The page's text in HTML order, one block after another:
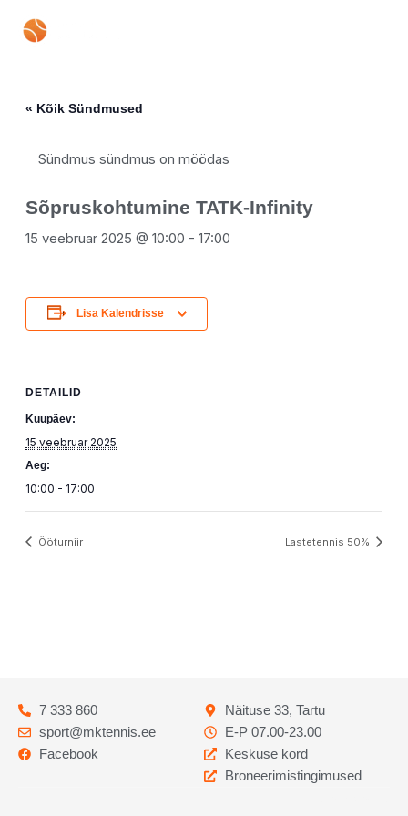
« Kõik Sündmused
Sündmus sündmus on möödas
Sõpruskohtumine TATK-Infinity
15 veebruar 2025 @ 10:00 -17:00
Lisa Kalendrisse
DETAILID
Kuupäev:
15 veebruar 2025
Aeg:
10:00 - 17:00
Ööturniir Lastetennis 50%
7 333 860
sport@mktennis.ee
Facebook
Näituse 33, Tartu
E-P 07.00-23.00
Keskuse kord
Broneerimistingimused